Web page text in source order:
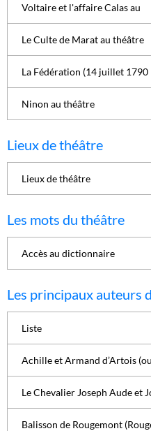
Voltaire et l'affaire Calas au
Le Culte de Marat au théâtre
La Fédération (14 juillet 1790
Ninon au théâtre
Lieux de théâtre
Lieux de théâtre
Les mots du théâtre
Accès au dictionnaire
Les principaux auteurs
Liste
Achille et Armand d’Artois (ou
Le Chevalier Joseph Aude et
Balisson de Rougemont